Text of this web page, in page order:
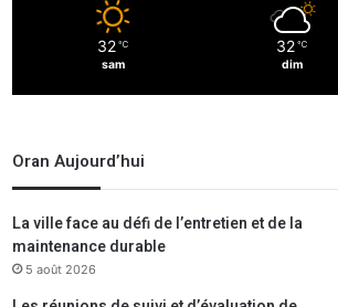
32 ℃
sam
32 ℃
dim
Oran Aujourd’hui
La ville face au défi de l’entretien et de la
maintenance durable
5 août 2026